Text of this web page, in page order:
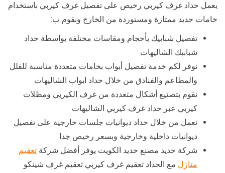
يعمل حداد غرف كيربي رخيص على تفصيل غرف كيربي باستخدام
خامات حديد ممتازة ومستوردة من الخارج ونقوم ب:
تفصيل شبابيك بأحجام ومقاسات مختلفة بواسطة حداد
شبابيك الشاليهات
نوفر لكم خدمة تفصيل أبواب بخامات متعددة مناسبة للفلل
والمطاعم والفنادق من خلال حداد ابواب الشاليهات
نقوم بتصنيع أشكال متعددة من غرف الكيربي ومظلات
كيربي عبر حداد غرف كيربي الشاليهات
نعمل من خلال حداد ديوانيات جلسات خارجية على تفصيل
ديوانيات داخلية وخارجية وبسعر رخيص جدا
شركة حديد مصنع حديد الكويت يوفر أفضل شركة تعقيم
منازل مع الحداد تعقيم غرف كيربي تعقيم غرف شينكو